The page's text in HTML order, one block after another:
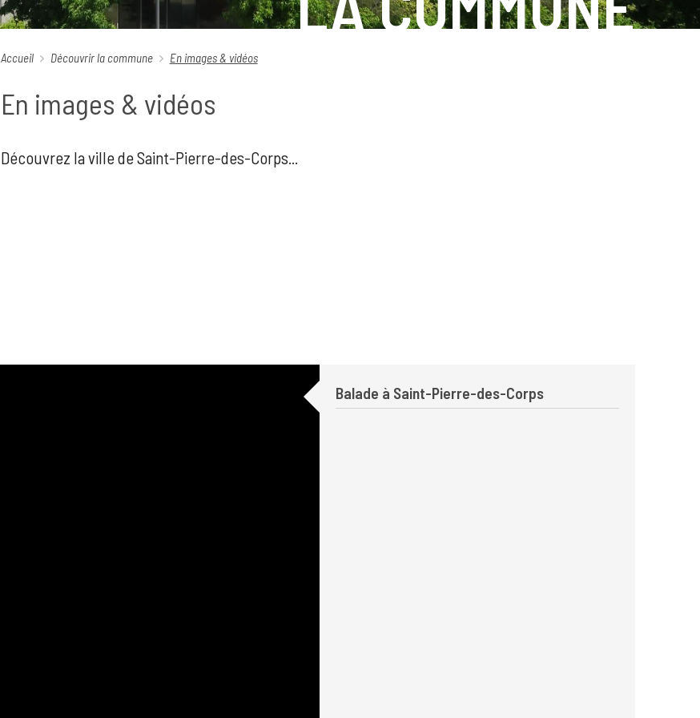
Accueil Découvrir la commune En images & vidéos
En images & vidéos
Découvrez la ville de Saint-Pierre-des-Corps...
Balade à Saint-Pierre-des-Corps